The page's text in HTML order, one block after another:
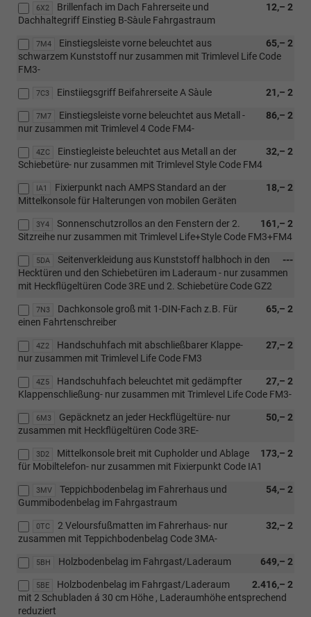
6X2 12,– 2
Brillenfach im Dach Fahrerseite und
Dachhaltegriff Einstieg B-Sàule Fahrgastraum
7M4 65,– 2
Einstiegsleiste vorne beleuchtet aus
schwarzem Kunststoff nur zusammen mit Trimlevel Life Code
FM3-
7C3 21,– 2
Einstiiegsgriff Beifahrerseite A Sàule
7M7 86,– 2
Einstiegsleiste vorne beleuchtet aus Metall -
nur zusammen mit Trimlevel 4 Code FM4-
4ZC 32,– 2
Einstiegleiste beleuchtet aus Metall an der
Schiebetüre- nur zusammen mit Trimlevel Style Code FM4
IA1 18,– 2
Fixierpunkt nach AMPS Standard an der
Mittelkonsole für Halterungen von mobilen Geräten
3Y4 161,– 2
Sonnenschutzrollos an den Fenstern der 2.
Sitzreihe nur zusammen mit Trimlevel Life+Style Code FM3+FM4
5DA ---
Seitenverkleidung aus Kunststoff halbhoch in den
Hecktüren und den Schiebetüren im Laderaum - nur zusammen
mit Heckflügeltüren Code 3RE und 2. Schiebetüre Code GZ2
7N3 65,– 2
Dachkonsole groß mit 1-DIN-Fach z.B. Für
einen Fahrtenschreiber
4Z2 27,– 2
Handschuhfach mit abschließbarer Klappe-
nur zusammen mit Trimlevel Life Code FM3
4Z5 27,– 2
Handschuhfach beleuchtet mit gedämpfter
Klappenschließung- nur zusammen mit Trimlevel Life Code FM3-
6M3 50,– 2
Gepäcknetz an jeder Heckflügeltüre- nur
zusammen mit Heckflügeltüren Code 3RE-
3D2 173,– 2
Mittelkonsole breit mit Cupholder und Ablage
für Mobiltelefon- nur zusammen mit Fixierpunkt Code IA1
3MV 54,– 2
Teppichbodenbelag im Fahrerhaus und
Gummibodenbelag im Fahrgastraum
0TC 32,– 2
2 Veloursfußmatten im Fahrerhaus- nur
zusammen mit Teppichbodenbelag Code 3MA-
5BH 649,– 2
Holzbodenbelag im Fahrgast/Laderaum
5BE 2.416,– 2
Holzbodenbelag im Fahrgast/Laderaum
mit 2 Schubladen á 30 cm Höhe , Laderaumhöhe entsprechend
reduziert